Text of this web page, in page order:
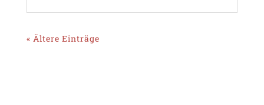
« Ältere Einträge